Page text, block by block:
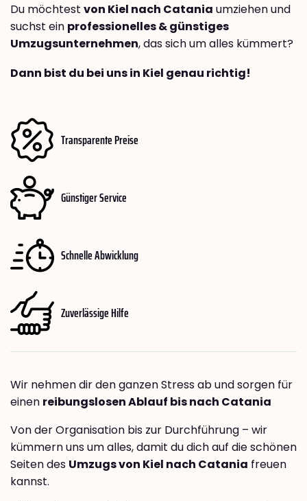
Du möchtest von Kiel nach Catania umziehen und
suchst ein professionelles & günstiges
Umzugsunternehmen, das sich um alles kümmert?
Dann bist du bei uns in Kiel genau richtig!
Transparente Preise
Günstiger Service
Schnelle Abwicklung
Zuverlässige Hilfe
Wir nehmen dir den ganzen Stress ab und sorgen für
einen reibungslosen Ablauf bis nach Catania
Von der Organisation bis zur Durchführung – wir
kümmern uns um alles, damit du dich auf die schönen
Seiten des Umzugs von Kiel nach Catania freuen
kannst.